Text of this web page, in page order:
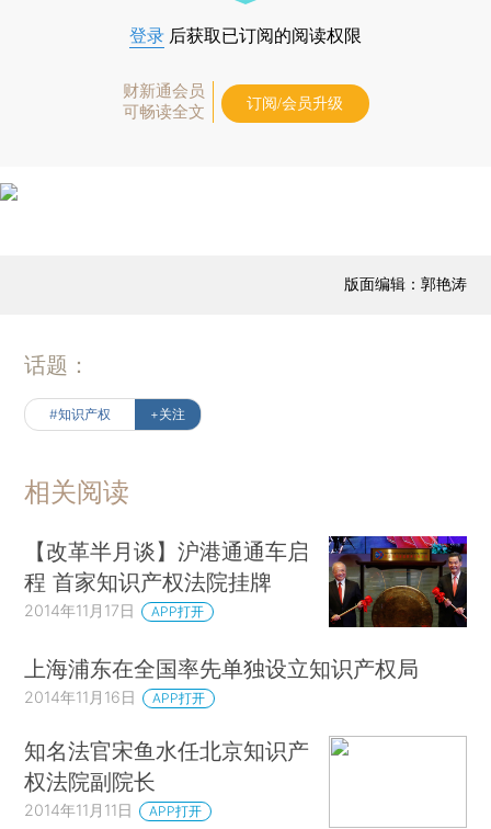
登录 后获取已订阅的阅读权限
财新通会员
可畅读全文
订阅/会员升级
版面编辑：郭艳涛
话题：
#知识产权 +关注
相关阅读
【改革半月谈】沪港通通车启
程 首家知识产权法院挂牌
2014年11月17日 APP打开
上海浦东在全国率先单独设立知识产权局
2014年11月16日 APP打开
知名法官宋鱼水任北京知识产
权法院副院长
2014年11月11日 APP打开